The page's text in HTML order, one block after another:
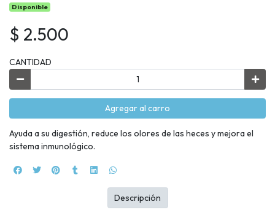
Disponible
$ 2.500
CANTIDAD
Agregar al carro
Ayuda a su digestión, reduce los olores de las heces y mejora el
sistema inmunológico.
Descripción